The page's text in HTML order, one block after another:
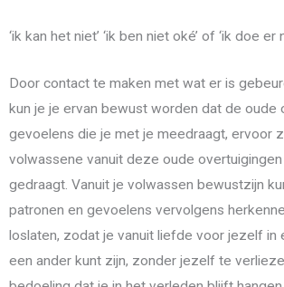
‘ik kan het niet’ ‘ik ben niet oké’ of ‘ik doe er
Door contact te maken met wat er is
kun je je ervan bewust worden dat de oude
gevoelens die je met je meedraagt, ervoor
volwassene vanuit deze oude
gedraagt. Vanuit je volwassen bewustzijn
patronen en gevoelens vervolgens
loslaten, zodat je vanuit liefde voor jezelf in
een ander kunt zijn, zonder jezelf te